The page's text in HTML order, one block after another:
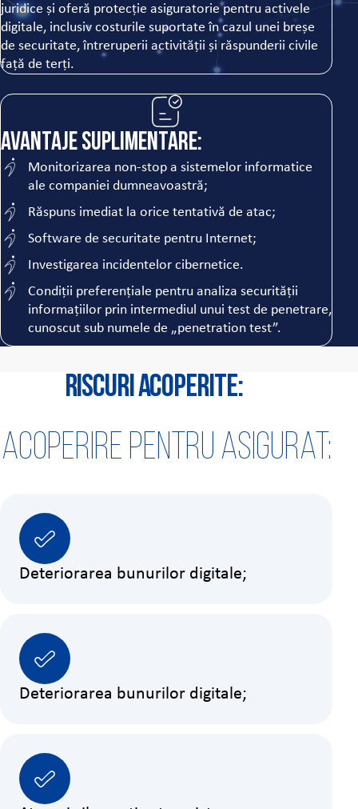
juridice și oferă protecție asiguratorie pentru activele
digitale, inclusiv costurile suportate în cazul unei breșe
de securitate, întreruperii activității și răspunderii civile
față de terți.
Avantaje suplimentare:
Monitorizarea non-stop a sistemelor informatice
ale companiei dumneavoastră;
Răspuns imediat la orice tentativă de atac;
Software de securitate pentru Internet;
Investigarea incidentelor cibernetice.
Condiții preferențiale pentru analiza securității
informațiilor prin intermediul unui test de penetrare,
cunoscut sub numele de „penetration test”.
Riscuri acoperite:
Acoperire pentru asigurat:
Deteriorarea bunurilor digitale;
Deteriorarea bunurilor digitale;